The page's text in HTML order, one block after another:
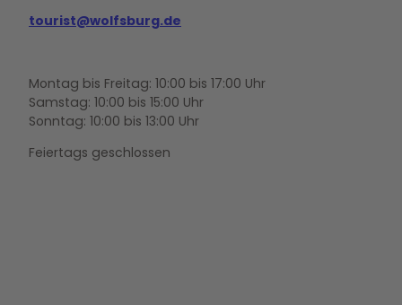
tourist@wolfsburg.de
Montag bis Freitag: 10:00 bis 17:00 Uhr
Samstag: 10:00 bis 15:00 Uhr
Sonntag: 10:00 bis 13:00 Uhr
Feiertags geschlossen